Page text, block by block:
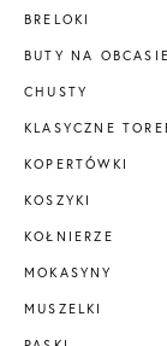
BRELOKI
BUTY NA OBCASIE
CHUSTY
KLASYCZNE
KOPERTÓWKI
KOSZYKI
KOŁNIERZE
MOKASYNY
MUSZELKI